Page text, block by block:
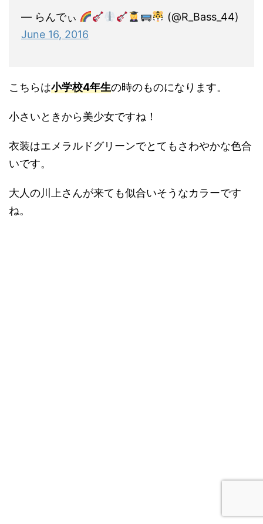
— らんでぃ
(@R_Bass_44)
June 16, 2016
こちらは小学校4年生の時のものになります。
小さいときから美少女ですね！
衣装はエメラルドグリーンでとてもさわやかな色合
いです。
大人の川上さんが来ても似合いそうなカラーです
ね。